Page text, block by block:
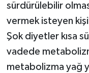
sürdürülebilir
vermek isteyen
Şok diyetler kısa
vadede
metabolizma yağ